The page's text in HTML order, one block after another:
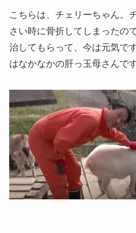
こちらは、チェリーちゃん。
さい時に骨折してしまったの
治してもらって、今は元気で
はなかなかの肝っ玉母さんです